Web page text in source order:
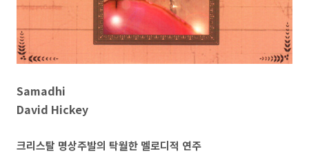
Samadhi
David Hickey
크리스탈 명상주발의 탁월한 멜로디적 연주